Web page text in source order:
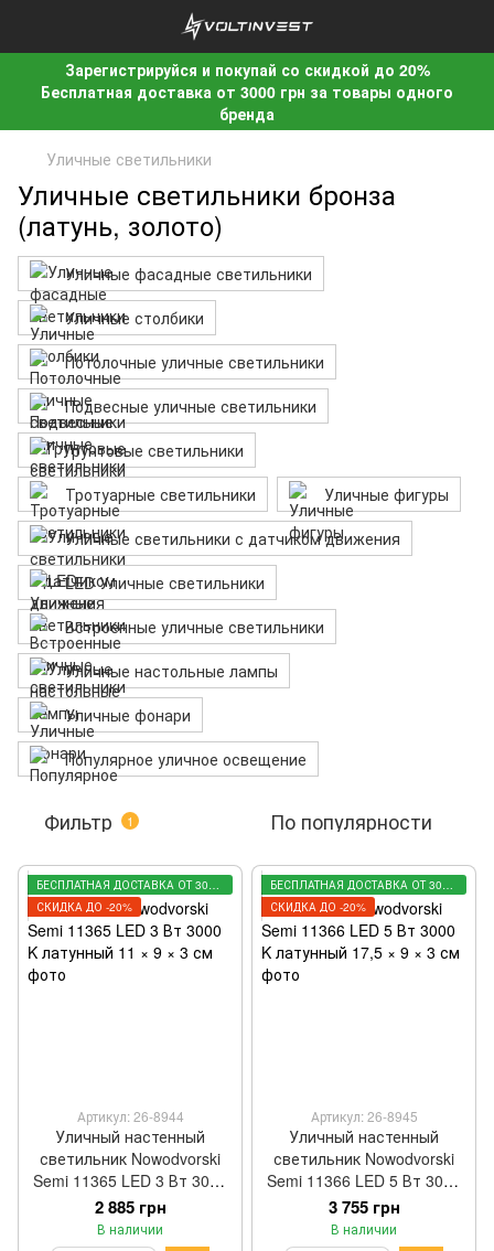
Зарегистрируйся и покупай со скидкой до 20%
Бесплатная доставка от 3000 грн за товары одного
бренда
Уличные светильники
Уличные светильники бронза
(латунь, золото)
Уличные фасадные светильники
Уличные столбики
Потолочные уличные светильники
Подвесные уличные светильники
Грунтовые светильники
Тротуарные светильники
Уличные фигуры
Уличные светильники с датчиком движения
LED Уличные светильники
Встроенные уличные светильники
Уличные настольные лампы
Уличные фонари
Популярное уличное освещение
Фильтр 1 По популярности
БЕСПЛАТНАЯ ДОСТАВКА ОТ 3000 ГРН
СКИДКА ДО -20%
Артикул: 26-8944
Уличный настенный
светильник Nowodvorski
Semi 11365 LED 3 Вт 3000
K латунный 11 × 9 × 3 см
2 885 грн
В наличии
БЕСПЛАТНАЯ ДОСТАВКА ОТ 3000 ГРН
СКИДКА ДО -20%
Артикул: 26-8945
Уличный настенный
светильник Nowodvorski
Semi 11366 LED 5 Вт 3000
K латунный 17,5 × 9 × 3 см
3 755 грн
В наличии